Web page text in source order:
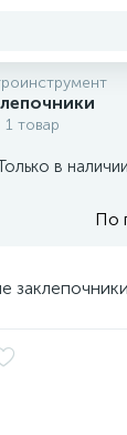
1 товар
в наличии
По
заклепочники